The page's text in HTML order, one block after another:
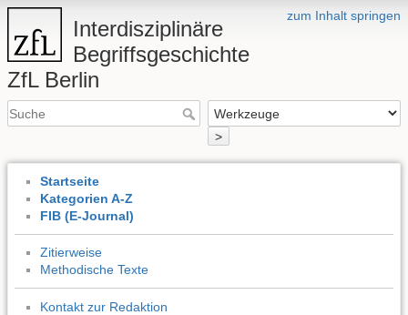
zum Inhalt springen
Interdisziplinäre
Begriffsgeschichte
ZfL Berlin
>
Startseite
Kategorien A-Z
FIB (E-Journal)
Zitierweise
Methodische Texte
Kontakt zur Redaktion